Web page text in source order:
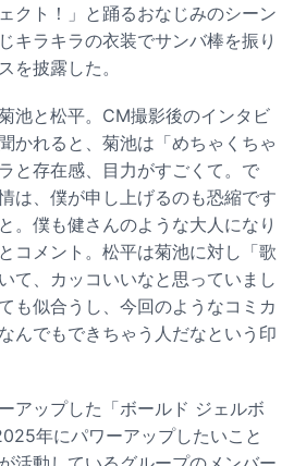
クト！」と踊るおなじみのシーン
キラキラの衣装でサンバ棒を振り
を披露した。
池と松平。CM撮影後のインタビ
かれると、菊池は「めちゃくちゃ
と存在感、目力がすごくて。で
は、僕が申し上げるのも恐縮です
。僕も健さんのような大人になり
コメント。松平は菊池に対し「歌
て、カッコいいなと思っていまし
も似合うし、今回のようなコミカ
んでもできちゃう人だなという印
アップした「ボールド ジェルボ
年にパワーアップしたいこと